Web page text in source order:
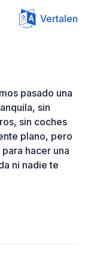
Vertalen
pasado una
sin
sin coches
plano, pero
hacer una
ni nadie te